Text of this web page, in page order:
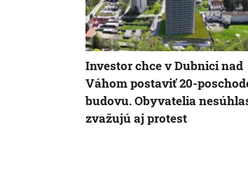
Investor chce v Dubnici nad
Váhom postaviť 20-
budovu. Obyvatelia
zvažujú aj protest